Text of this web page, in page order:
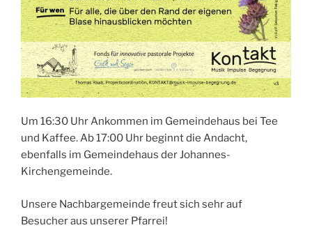
Um 16:30 Uhr Ankommen im Gemeindehaus bei Tee
und Kaffee. Ab 17:00 Uhr beginnt die Andacht,
ebenfalls im Gemeindehaus der Johannes-
Kirchengemeinde.
Unsere Nachbargemeinde freut sich sehr auf
Besucher aus unserer Pfarrei!